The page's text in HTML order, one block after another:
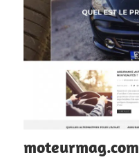
moteurmag.com